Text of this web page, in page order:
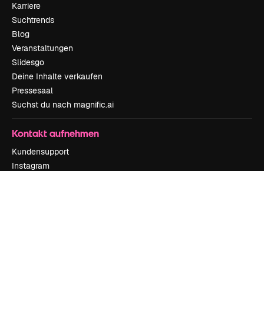
Karriere
Suchtrends
Blog
Veranstaltungen
Slidesgo
Deine Inhalte verkaufen
Pressesaal
Suchst du nach magnific.ai
Kontakt aufnehmen
Kundensupport
Instagram